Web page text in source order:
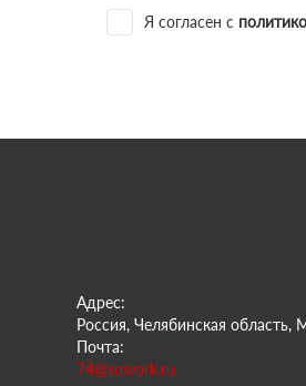
Я согласен с
Адрес:
Россия, Челябинская область,
Почта:
74@sowork.ru